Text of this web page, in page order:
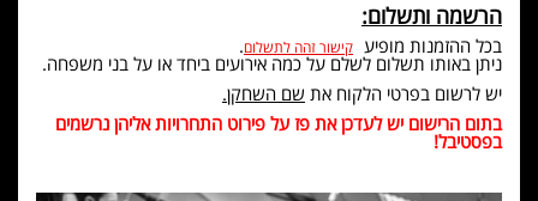
הרשמה ותשלום:
בכל ההזמנות מופיע קישור זהה לתשלום.
ניתן באותו תשלום לשלם על כמה אירועים ביחד או על בני משפחה.
יש לרשום בפרטי הלקוח את שם השחקן.
בתום הרישום יש לעדכן את פז על פירוט התחרויות אליהן נרשמים
בפסטיבל!